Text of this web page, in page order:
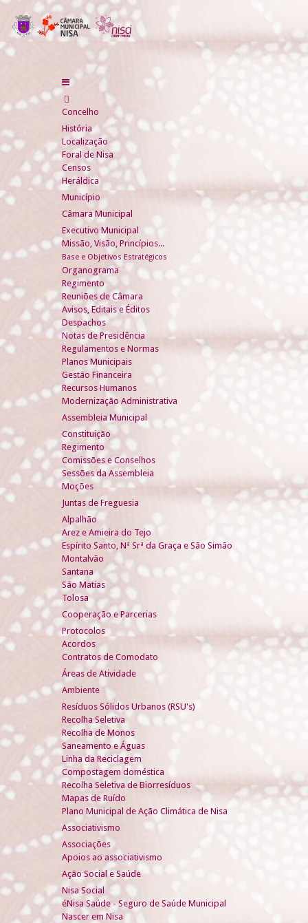
Concelho
História
Localização
Foral de Nisa
Censos
Heráldica
Município
Câmara Municipal
Executivo Municipal
Missão, Visão, Princípios...
Base e Objetivos Estratégicos
Organograma
Regimento
Reuniões de Câmara
Avisos, Editais e Éditos
Despachos
Notas de Presidência
Regulamentos e Normas
Planos Municipais
Gestão Financeira
Recursos Humanos
Modernização Administrativa
Assembleia Municipal
Constituição
Regimento
Comissões e Conselhos
Sessões da Assembleia
Moções
Juntas de Freguesia
Alpalhão
Arez e Amieira do Tejo
Espírito Santo, Nª Srª da Graça e São Simão
Montalvão
Santana
São Matias
Tolosa
Cooperação e Parcerias
Protocolos
Acordos
Contratos de Comodato
Áreas de Atividade
Ambiente
Resíduos Sólidos Urbanos (RSU's)
Recolha Seletiva
Recolha de Monos
Saneamento e Águas
Linha da Reciclagem
Compostagem doméstica
Recolha Seletiva de Biorresíduos
Mapas de Ruído
Plano Municipal de Ação Climática de Nisa
Associativismo
Associações
Apoios ao associativismo
Ação Social e Saúde
Nisa Social
éNisa Saúde - Seguro de Saúde Municipal
Nascer em Nisa